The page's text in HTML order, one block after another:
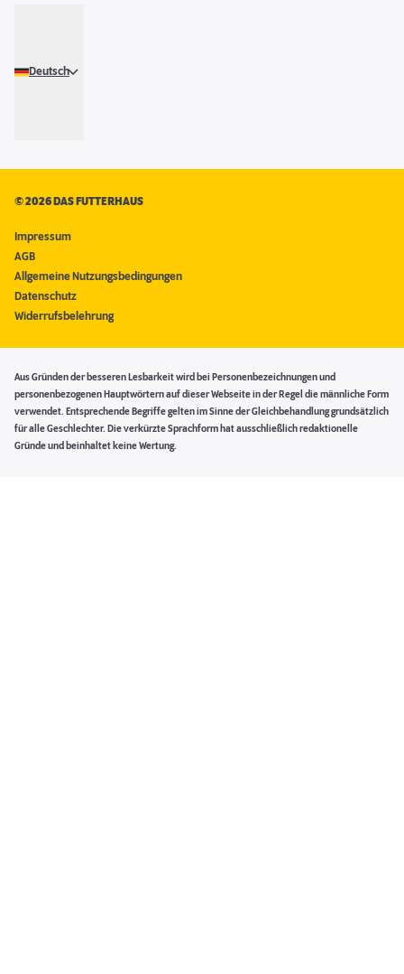
Deutsch
©2026 DAS FUTTERHAUS
Impressum
AGB
Allgemeine Nutzungsbedingungen
Datenschutz
Widerrufsbelehrung
Aus Gründen der besseren Lesbarkeit wird bei Personenbezeichnungen und
personenbezogenen Hauptwörtern auf dieser Webseite in der Regel die männliche Form
verwendet. Entsprechende Begriffe gelten im Sinne der Gleichbehandlung grundsätzlich
für alle Geschlechter. Die verkürzte Sprachform hat ausschließlich redaktionelle
Gründe und beinhaltet keine Wertung.